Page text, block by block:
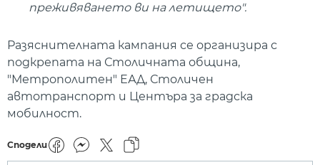
преживяването ви на летището".
Разяснителната кампания се организира с
подкрепата на Столичната община,
"Метрополитен" ЕАД, Столичен
автотранспорт и Центъра за градска
мобилност.
Сподели